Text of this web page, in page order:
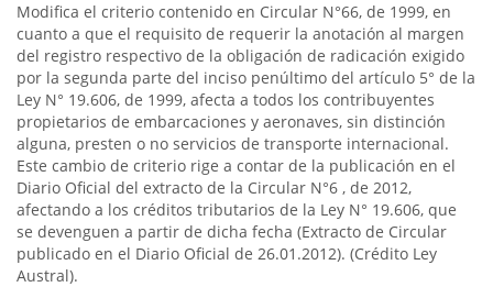
Modifica el criterio contenido en Circular N°66, de 1999, en
cuanto a que el requisito de requerir la anotación al margen
del registro respectivo de la obligación de radicación exigido
por la segunda parte del inciso penúltimo del artículo 5° de la
Ley N° 19.606, de 1999, afecta a todos los contribuyentes
propietarios de embarcaciones y aeronaves, sin distinción
alguna, presten o no servicios de transporte internacional.
Este cambio de criterio rige a contar de la publicación en el
Diario Oficial del extracto de la Circular N°6 , de 2012,
afectando a los créditos tributarios de la Ley N° 19.606, que
se devenguen a partir de dicha fecha (Extracto de Circular
publicado en el Diario Oficial de 26.01.2012). (Crédito Ley
Austral).